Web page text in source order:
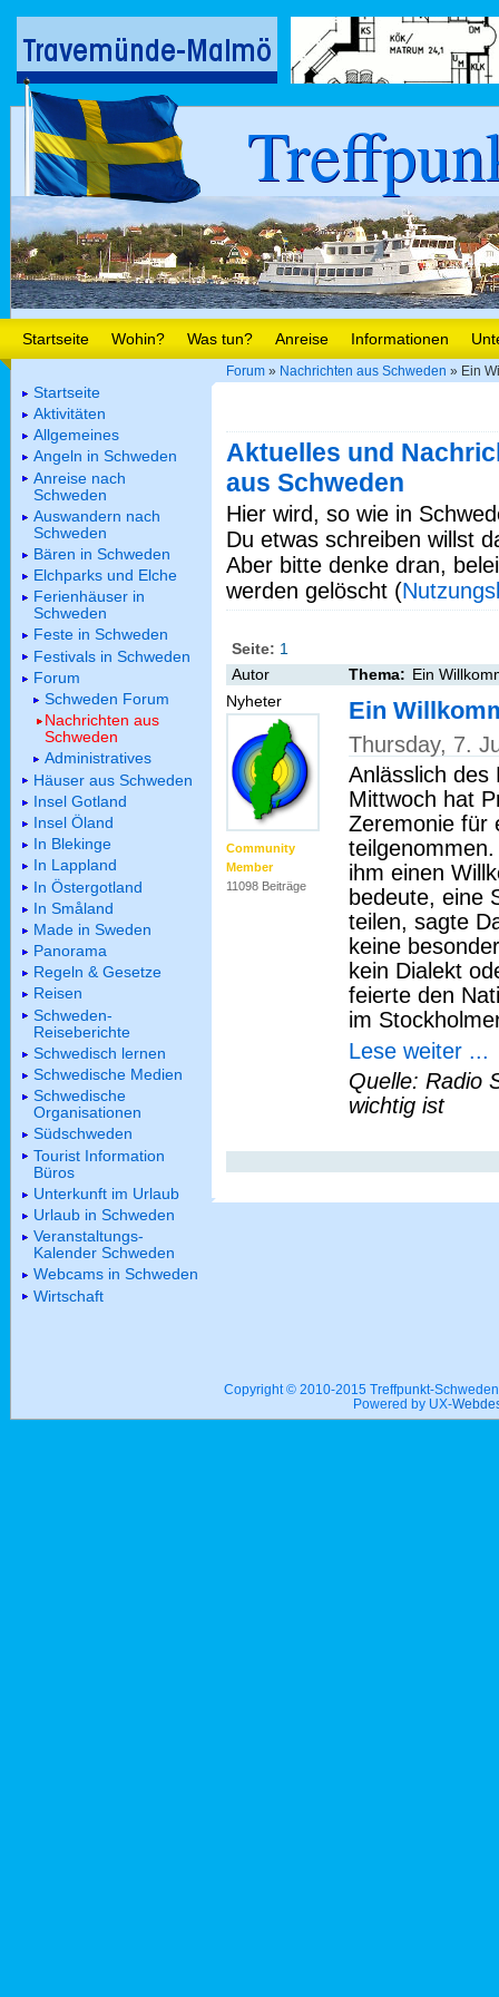
Startseite Wohin? Was tun? Anreise Informationen
Forum » Nachrichten aus Schweden » Ein
Aktuelles und
aus Schweden
Hier wird, so wie in
Du etwas schreiben willst
Aber bitte denke dran,
werden gelöscht (
Seite: 1
Autor
Thema: Ein
Nyheter
Community
Member
11098 Beiträge
Ein
Thursday, 7.
Anlässlich des
Mittwoch hat
Zeremonie für
ihm einen
bedeute, eine
teilen, sagte
keine
kein Dialekt
feierte den
im
Lese weiter ...
Quelle: Radio
wichtig ist
Startseite
Aktivitäten
Allgemeines
Angeln in Schweden
Anreise nach
Schweden
Auswandern nach
Schweden
Bären in Schweden
Elchparks und Elche
Ferienhäuser in
Schweden
Feste in Schweden
Festivals in Schweden
Forum
Schweden Forum
Nachrichten aus
Schweden
Administratives
Häuser aus Schweden
Insel Gotland
Insel Öland
In Blekinge
In Lappland
In Östergotland
In Småland
Made in Sweden
Panorama
Regeln & Gesetze
Reisen
Schweden-
Reiseberichte
Schwedisch lernen
Schwedische Medien
Schwedische
Organisationen
Südschweden
Tourist Information
Büros
Unterkunft im Urlaub
Urlaub in Schweden
Veranstaltungs-
Kalender Schweden
Webcams in Schweden
Wirtschaft
Copyright © 2010-2015 Treffpunkt-
Powered by UX-